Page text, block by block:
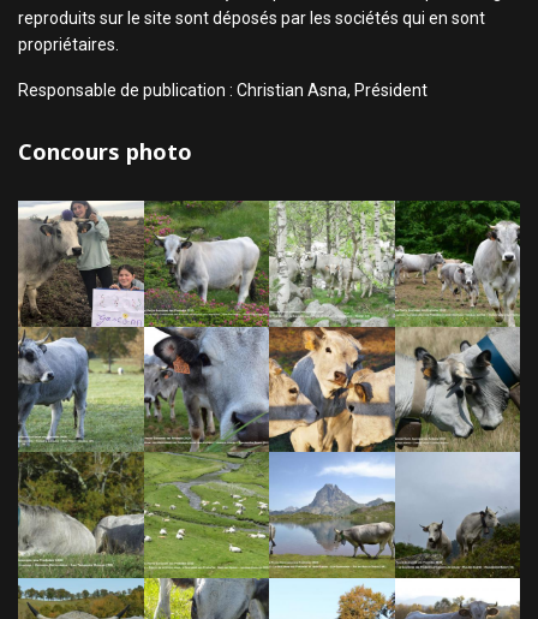
reproduits sur le site sont déposés par les sociétés qui en sont
propriétaires.
Responsable de publication : Christian Asna, Président
Concours photo